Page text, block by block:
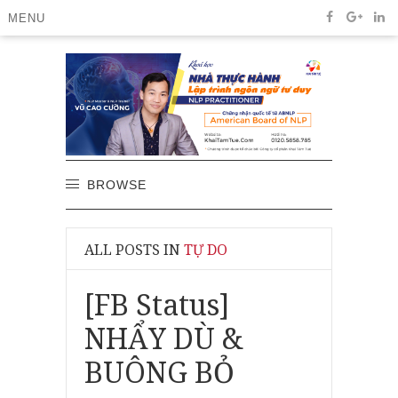
MENU
BROWSE
ALL POSTS IN TỰ DO
[FB Status]
NHẨY DÙ &
BUÔNG BỎ